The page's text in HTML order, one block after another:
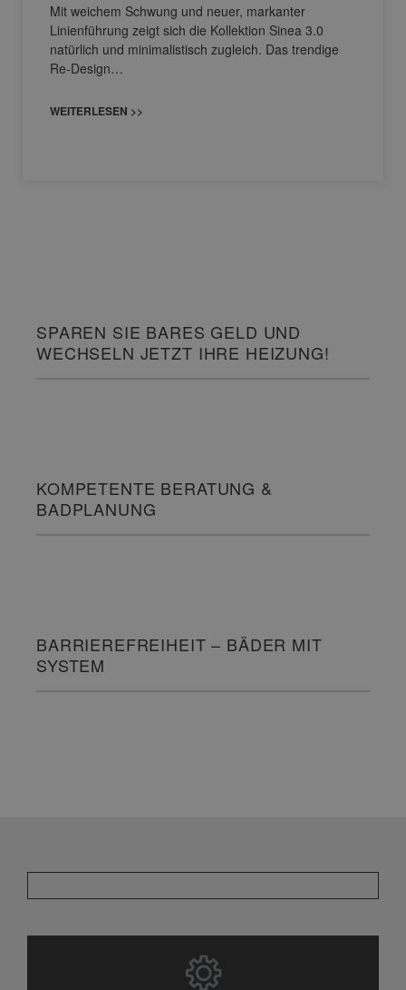
Mit weichem Schwung und neuer, markanter
Linienführung zeigt sich die Kollektion Sinea 3.0
natürlich und minimalistisch zugleich. Das trendige
Re-Design…
WEITERLESEN >>
SPAREN SIE BARES GELD UND
WECHSELN JETZT IHRE HEIZUNG!
KOMPETENTE BERATUNG &
BADPLANUNG
BARRIEREFREIHEIT – BÄDER MIT
SYSTEM